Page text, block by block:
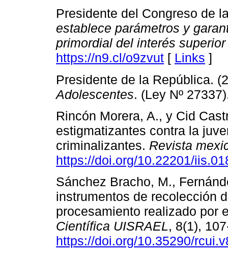
Presidente del Congreso de
establece parámetros y
primordial del interés
https://n9.cl/o9zvut [ Links ]
Presidente de la República.
Adolescentes. (Ley Nº
Rincón Morera, A., y Cid
estigmatizantes contra la
criminalizantes. Revista
https://doi.org/10.22201/
Sánchez Bracho, M.,
instrumentos de recolección
procesamiento realizado por
Científica UISRAEL, 8(1),
https://doi.org/10.35290/